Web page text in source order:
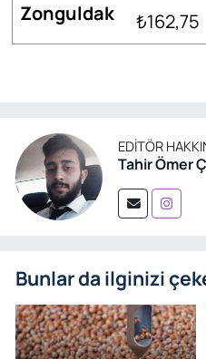
Zonguldak ₺162,75
EDITÖR
Tahir Ömer
Bunlar da ilginizi